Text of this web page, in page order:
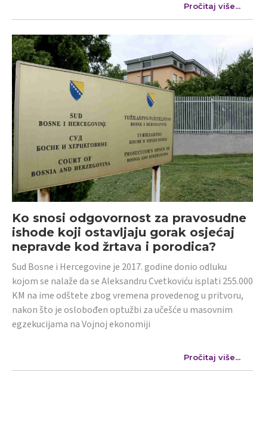
Pročitaj više...
Ko snosi odgovornost za pravosudne
ishode koji ostavljaju gorak osjećaj
nepravde kod žrtava i porodica?
Sud Bosne i Hercegovine je 2017. godine donio odluku
kojom se nalaže da se Aleksandru Cvetkoviću isplati 255.000
KM na ime odštete zbog vremena provedenog u pritvoru,
nakon što je oslobođen optužbi za učešće u masovnim
egzekucijama na Vojnoj ekonomiji
Pročitaj više...